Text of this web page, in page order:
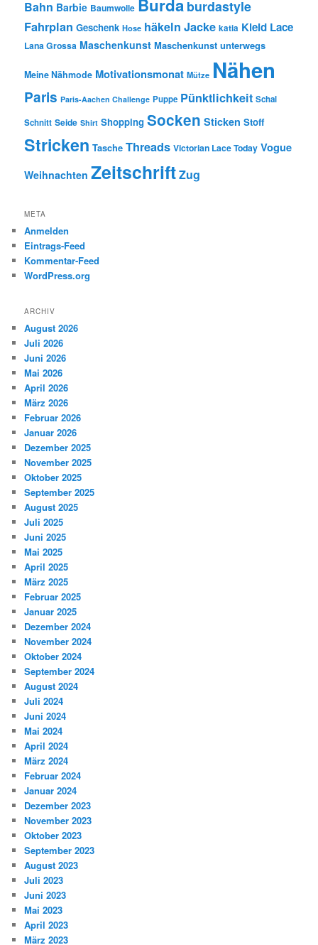
Bahn Barbie Baumwolle Burda burdastyle
Fahrplan Geschenk Hose häkeln Jacke katia Kleid Lace
Lana Grossa Maschenkunst Maschenkunst unterwegs
Meine Nähmode Motivationsmonat Mütze Nähen
Paris Paris-Aachen Challenge Puppe Pünktlichkeit Schal
Schnitt Seide Shirt Shopping Socken Sticken Stoff
Stricken Tasche Threads Victorian Lace Today Vogue
Weihnachten ZeitschriftZug
META
Anmelden
Eintrags-Feed
Kommentar-Feed
WordPress.org
ARCHIV
August 2026
Juli 2026
Juni 2026
Mai 2026
April 2026
März 2026
Februar 2026
Januar 2026
Dezember 2025
November 2025
Oktober 2025
September 2025
August 2025
Juli 2025
Juni 2025
Mai 2025
April 2025
März 2025
Februar 2025
Januar 2025
Dezember 2024
November 2024
Oktober 2024
September 2024
August 2024
Juli 2024
Juni 2024
Mai 2024
April 2024
März 2024
Februar 2024
Januar 2024
Dezember 2023
November 2023
Oktober 2023
September 2023
August 2023
Juli 2023
Juni 2023
Mai 2023
April 2023
März 2023